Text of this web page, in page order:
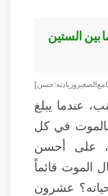
بين الستين
الصغير وزيادته : حسن ]
عندما يبلغ
بالموت في كل
على أحسن
الموت قائماً
عشرون